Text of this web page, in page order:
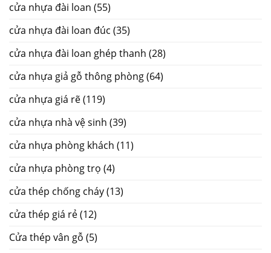
cửa nhựa đài loan (55)
cửa nhựa đài loan đúc (35)
cửa nhựa đài loan ghép thanh (28)
cửa nhựa giả gỗ thông phòng(64)
cửa nhựa giá rẽ(119)
cửa nhựa nhà vệ sinh (39)
cửa nhựa phòng khách (11)
cửa nhựa phòng trọ (4)
cửa thép chống cháy(13)
cửa thép giá rẻ(12)
Cửa thép vân gỗ (5)